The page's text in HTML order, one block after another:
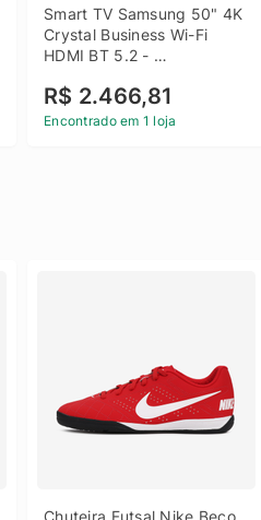
Smart TV Samsung 50" 4K
Crystal Business Wi-Fi
HDMI BT 5.2 -
R$ 2.466,81
Encontrado em 1 loja